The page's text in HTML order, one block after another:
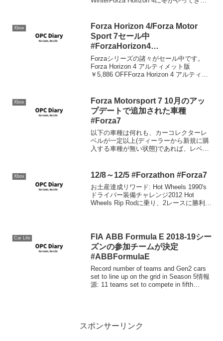
Xbox
Forza Horizon 4/Forza Motor
Sport 7セール中
#ForzaHorizon4
#ForzaMortosport7 #Forza7
Forzaシリーズの諸々がセール中です。
Forza Horizon 4 アルティメット版
￥5,886 OFFForza Horizon 4 アルティメ
Xbox
Forza Motorsport 7 10月のアッ
プデートで追加された車種
#Forza7
以下の車種は何れも、カーコレクターレ
ベルが一定以上(ディーラーから新規に購
入する車種が無い状態)であれば、レベル
してLambo Diablo GTRが追...
Xbox 12/8～12/5 #Forzathon #Forza7
お土産達成リワード: Hot Wheels 1990's
ドライバー装備チャレンジ2012 Hot
Wheels Rip Rodに乗り、2レースに勝利す
Car Life
FIA ABB Formula E 2018-19シー
ズンの参加チームが決定
#ABBFormulaE
Record number of teams and Gen2 cars
set to line up on the grid in Season 5情報
源: 11 teams set to compete in fifth
スポンサーリンク